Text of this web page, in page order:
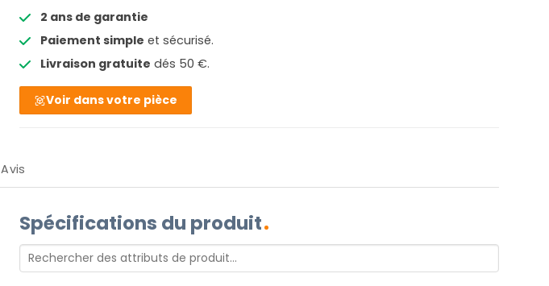
2 ans de garantie
Paiement simple et sécurisé.
Livraison gratuite dés 50 €.
Voir dans votre pièce
Avis
Spécifications du produit